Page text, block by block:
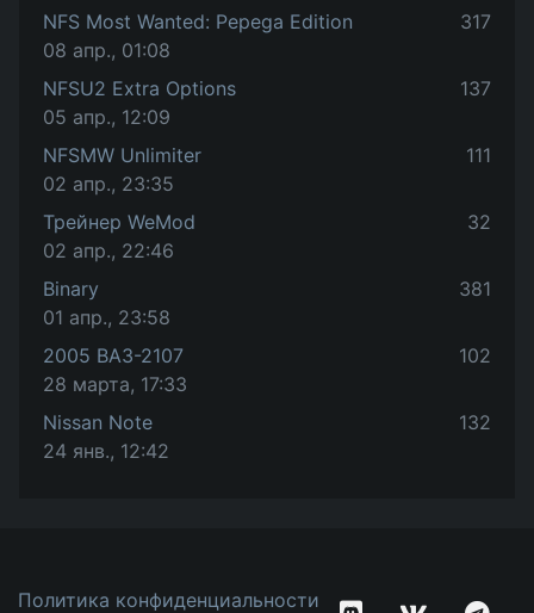
NFS Most Wanted: Pepega Edition
08 апр., 01:08
317
NFSU2 Extra Options
05 апр., 12:09
137
NFSMW Unlimiter
02 апр., 23:35
111
Трейнер WeMod
02 апр., 22:46
32
Binary
01 апр., 23:58
381
2005 ВАЗ-2107
28 марта, 17:33
102
Nissan Note
24 янв., 12:42
132
Политика конфиденциальности